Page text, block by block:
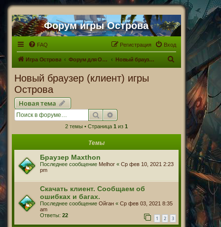
Форум игры Острова
FAQ Вход
Регистрация
Игра Острова Форум для Островитян Новый браузер (клиент) игры Острова
Новый браузер (клиент) игры
Острова
Новая тема
Поиск
2 темы • Страница 1 из 1
Темы
Браузер Maxthon
Последнее сообщение Melhor « Ср фев 10, 2021 2:23
pm
Скачать клиент. Сообщаем об
ошибках и багах.
Последнее сообщение Ойган « Ср фев 03, 2021 8:35
am
Ответы: 22 1 2 3